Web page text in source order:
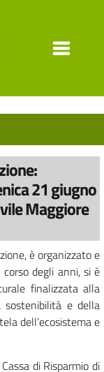
21 giugno
Maggiore
è organizzato e
degli anni, si è
finalizzata alla
sostenibilità e della
dell’ecosistema e
di Risparmio di